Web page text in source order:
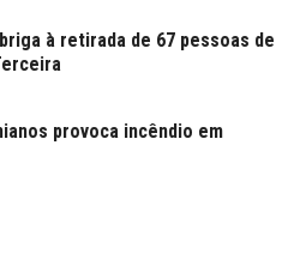
à retirada de 67 pessoas de
provoca incêndio em